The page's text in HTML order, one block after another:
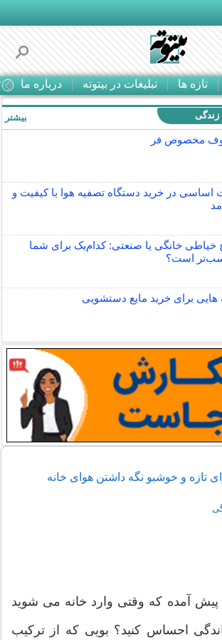
تازه ها تبلیغات در بیتوته درباره ما
زندگی
مخصوص فر
اساسی در خرید دستگاه تصفیه هوا با کیفیت و
خیاطی خانگی یا صنعتی: کدام‌یک برای شما
است؟
هایی برای خرید مایع دستشویی
بیشتر
تازه و خوشبو نگه داشتن هوای خانه
پیش آمده که وقتی وارد خانه می شوید
احساس کنید؟ بویی که از ترکیب